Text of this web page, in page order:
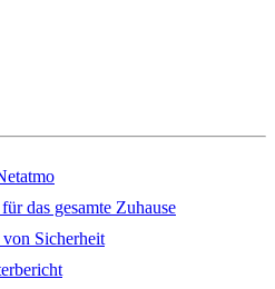
das gesamte Zuhause
Sicherheit